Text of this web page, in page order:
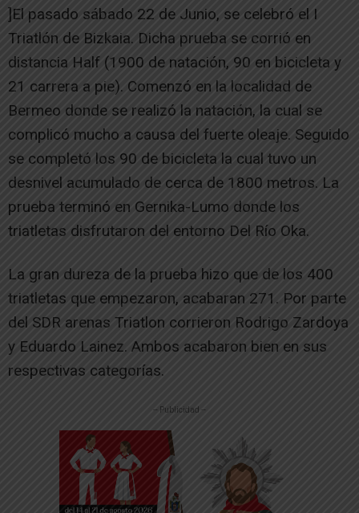
]El pasado sábado 22 de Junio, se celebró el I
Triatlón de Bizkaia. Dicha prueba se corrió en
distancia Half (1900 de natación, 90 en bicicleta y
21 carrera a pie). Comenzó en la localidad de
Bermeo donde se realizó la natación, la cual se
complicó mucho a causa del fuerte oleaje. Seguido
se completó los 90 de bicicleta la cual tuvo un
desnivel acumulado de cerca de 1800 metros. La
prueba terminó en Gernika-Lumo donde los
triatletas disfrutaron del entorno Del Río Oka.
La gran dureza de la prueba hizo que de los 400
triatletas que empezaron, acabaran 271. Por parte
del SDR arenas Triatlon corrieron Rodrigo Zardoya
y Eduardo Lainez. Ambos acabaron bien en sus
respectivas categorías.
-- Publicidad --